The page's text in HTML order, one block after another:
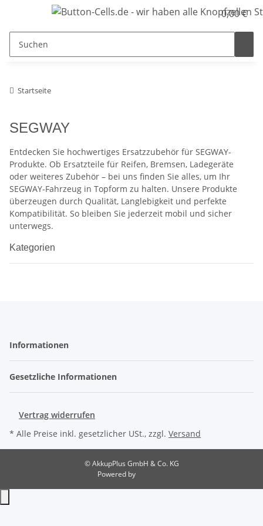
0,00 €
Startseite
SEGWAY
Entdecken Sie hochwertiges Ersatzzubehör für SEGWAY-
Produkte. Ob Ersatzteile für Reifen, Bremsen, Ladegeräte
oder weiteres Zubehör – bei uns finden Sie alles, um Ihr
SEGWAY-Fahrzeug in Topform zu halten. Unsere Produkte
überzeugen durch Qualität, Langlebigkeit und perfekte
Kompatibilität. So bleiben Sie jederzeit mobil und sicher
unterwegs.
Kategorien
Informationen
Gesetzliche Informationen
Vertrag widerrufen
* Alle Preise inkl. gesetzlicher USt., zzgl. Versand
© AkkupPlus GmbH & Co. KG
Powered by